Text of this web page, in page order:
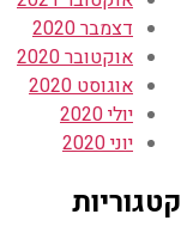
דצמבר 2020
אוקטובר 2020
אוגוסט 2020
יולי 2020
יוני 2020
קטגוריות